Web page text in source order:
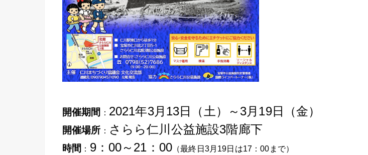
開催期間 ： 2021年3月13日（土）～3月19日（金）
開催場所 ： さらら仁川公益施設3階廊下
時間 ： 9：00～21：00 （最終日3月19日は17：00まで）